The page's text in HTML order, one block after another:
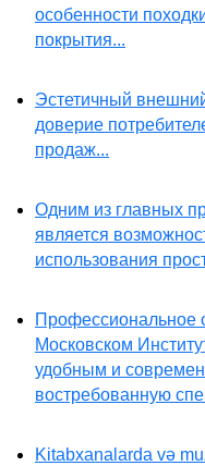
особенности
покрытия...
Эстетичный
доверие
продаж...
Одним из главных
является
использования
Профессиональное
Московском
удобным и
востребованную
Kitabxanalarda və